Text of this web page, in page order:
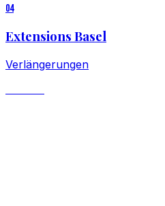
04
Extensions Basel
Verlängerungen